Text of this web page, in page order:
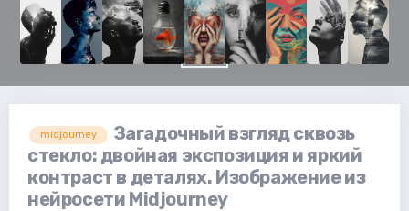
midjourney
Загадочный взгляд сквозь
стекло: двойная экспозиция и яркий
контраст в деталях. Изображение из
нейросети Midjourney